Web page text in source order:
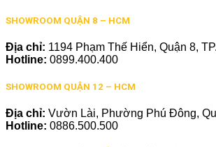
SHOWROOM QUẬN 8 – HCM
Địa chỉ: 1194 Phạm Thế Hiển, Quận 8,
Hotline: 0899.400.400
SHOWROOM QUẬN 12 – HCM
Địa chỉ: Vườn Lài, Phường Phú Đông,
Hotline: 0886.500.500